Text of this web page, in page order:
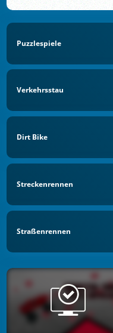
Puzzlespiele
Verkehrsstau
Dirt Bike
Streckenrennen
Straßenrennen